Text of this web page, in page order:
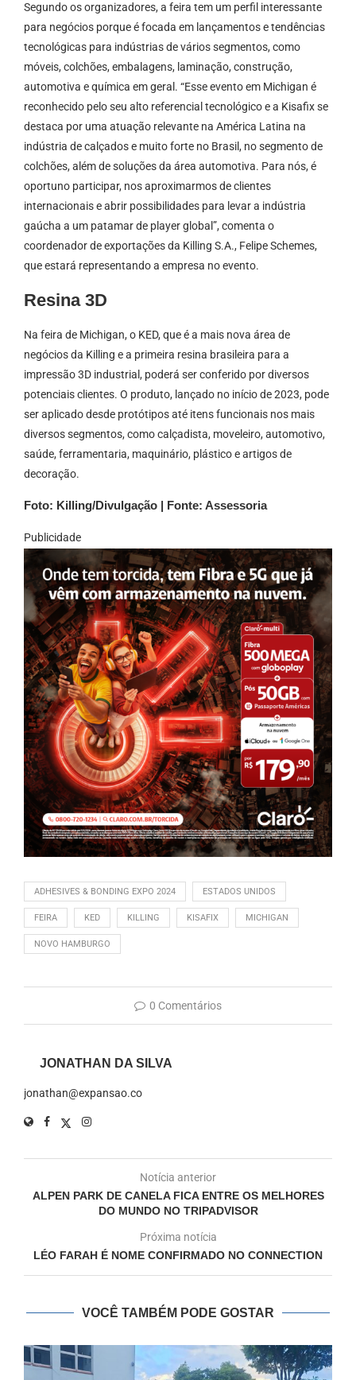
Segundo os organizadores, a feira tem um perfil interessante
para negócios porque é focada em lançamentos e tendências
tecnológicas para indústrias de vários segmentos, como
móveis, colchões, embalagens, laminação, construção,
automotiva e química em geral. “Esse evento em Michigan é
reconhecido pelo seu alto referencial tecnológico e a Kisafix se
destaca por uma atuação relevante na América Latina na
indústria de calçados e muito forte no Brasil, no segmento de
colchões, além de soluções da área automotiva. Para nós, é
oportuno participar, nos aproximarmos de clientes
internacionais e abrir possibilidades para levar a indústria
gaúcha a um patamar de player global”, comenta o
coordenador de exportações da Killing S.A., Felipe Schemes,
que estará representando a empresa no evento.
Resina 3D
Na feira de Michigan, o KED, que é a mais nova área de
negócios da Killing e a primeira resina brasileira para a
impressão 3D industrial, poderá ser conferido por diversos
potenciais clientes. O produto, lançado no início de 2023, pode
ser aplicado desde protótipos até itens funcionais nos mais
diversos segmentos, como calçadista, moveleiro, automotivo,
saúde, ferramentaria, maquinário, plástico e artigos de
decoração.
Foto: Killing/Divulgação | Fonte: Assessoria
Publicidade
ADHESIVES & BONDING EXPO 2024 ESTADOS UNIDOS
FEIRA KED KILLING KISAFIX MICHIGAN
NOVO HAMBURGO
0 Comentários
JONATHAN DA SILVA
jonathan@expansao.co
Notícia anterior
ALPEN PARK DE CANELA FICA ENTRE OS MELHORES
DO MUNDO NO TRIPADVISOR
Próxima notícia
LÉO FARAH É NOME CONFIRMADO NO CONNECTION
VOCÊ TAMBÉM PODE GOSTAR